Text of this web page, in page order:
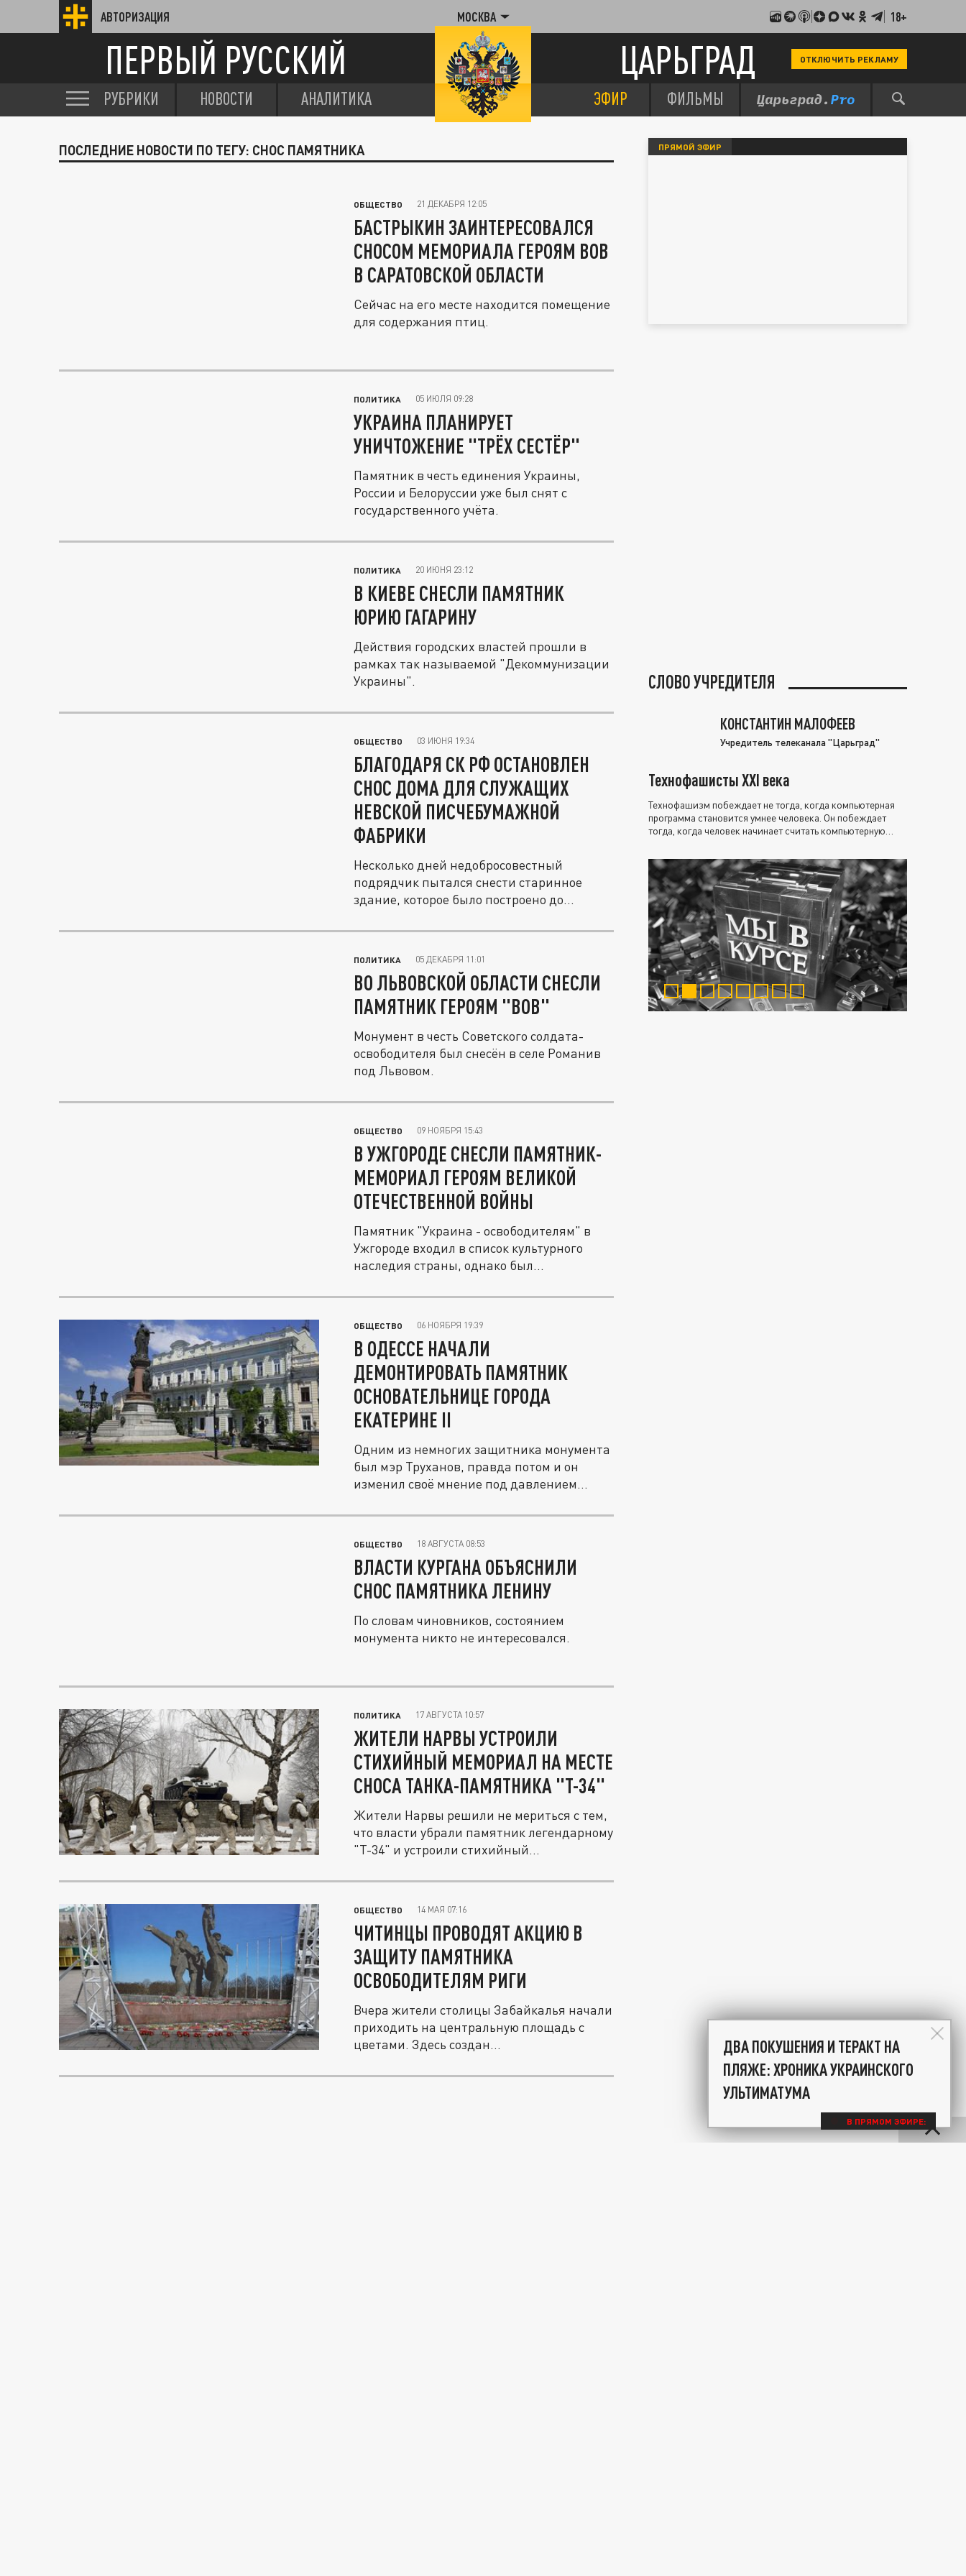
АВТОРИЗАЦИЯ МОСКВА 18+
ПЕРВЫЙ РУССКИЙ ЦАРЬГРАД ОТКЛЮЧИТЬ РЕКЛАМУ
РУБРИКИ НОВОСТИ АНАЛИТИКА ЭФИР ФИЛЬМЫ
ПОСЛЕДНИЕ НОВОСТИ ПО ТЕГУ: СНОС ПАМЯТНИКА
ОБЩЕСТВО 21 ДЕКАБРЯ 12:05
БАСТРЫКИН ЗАИНТЕРЕСОВАЛСЯ
СНОСОМ МЕМОРИАЛА ГЕРОЯМ ВОВ
В САРАТОВСКОЙ ОБЛАСТИ
Сейчас на его месте находится помещение
для содержания птиц.
ПОЛИТИКА 05 ИЮЛЯ 09:28
УКРАИНА ПЛАНИРУЕТ
УНИЧТОЖЕНИЕ "ТРЁХ СЕСТЁР"
Памятник в честь единения Украины,
России и Белоруссии уже был снят с
государственного учёта.
ПОЛИТИКА 20 ИЮНЯ 23:12
В КИЕВЕ СНЕСЛИ ПАМЯТНИК
ЮРИЮ ГАГАРИНУ
Действия городских властей прошли в
рамках так называемой "Декоммунизации
Украины".
ОБЩЕСТВО 03 ИЮНЯ 19:34
БЛАГОДАРЯ СК РФ ОСТАНОВЛЕН
СНОС ДОМА ДЛЯ СЛУЖАЩИХ
НЕВСКОЙ ПИСЧЕБУМАЖНОЙ
ФАБРИКИ
Несколько дней недобросовестный
подрядчик пытался снести старинное
здание, которое было построено до...
ПОЛИТИКА 05 ДЕКАБРЯ 11:01
ВО ЛЬВОВСКОЙ ОБЛАСТИ СНЕСЛИ
ПАМЯТНИК ГЕРОЯМ "ВОВ"
Монумент в честь Советского солдата-
освободителя был снесён в селе Романив
под Львовом.
ОБЩЕСТВО 09 НОЯБРЯ 15:43
В УЖГОРОДЕ СНЕСЛИ ПАМЯТНИК-
МЕМОРИАЛ ГЕРОЯМ ВЕЛИКОЙ
ОТЕЧЕСТВЕННОЙ ВОЙНЫ
Памятник "Украина - освободителям" в
Ужгороде входил в список культурного
наследия страны, однако был...
ОБЩЕСТВО 06 НОЯБРЯ 19:39
В ОДЕССЕ НАЧАЛИ
ДЕМОНТИРОВАТЬ ПАМЯТНИК
ОСНОВАТЕЛЬНИЦЕ ГОРОДА
ЕКАТЕРИНЕ II
Одним из немногих защитника монумента
был мэр Труханов, правда потом и он
изменил своё мнение под давлением...
ОБЩЕСТВО 18 АВГУСТА 08:53
ВЛАСТИ КУРГАНА ОБЪЯСНИЛИ
СНОС ПАМЯТНИКА ЛЕНИНУ
По словам чиновников, состоянием
монумента никто не интересовался.
ПОЛИТИКА 17 АВГУСТА 10:57
ЖИТЕЛИ НАРВЫ УСТРОИЛИ
СТИХИЙНЫЙ МЕМОРИАЛ НА МЕСТЕ
СНОСА ТАНКА-ПАМЯТНИКА "Т-34"
Жители Нарвы решили не мериться с тем,
что власти убрали памятник легендарному
"Т-34" и устроили стихийный...
ОБЩЕСТВО 14 МАЯ 07:16
ЧИТИНЦЫ ПРОВОДЯТ АКЦИЮ В
ЗАЩИТУ ПАМЯТНИКА
ОСВОБОДИТЕЛЯМ РИГИ
Вчера жители столицы Забайкалья начали
приходить на центральную площадь с
цветами. Здесь создан...
ПРЯМОЙ ЭФИР
СЛОВО УЧРЕДИТЕЛЯ
КОНСТАНТИН МАЛОФЕЕВ
Учредитель телеканала "Царьград"
Технофашисты XXI века
Технофашизм побеждает не тогда, когда компьютерная
программа становится умнее человека. Он побеждает
тогда, когда человек начинает считать компьютерную
ДВА ПОКУШЕНИЯ И ТЕРАКТ НА
ПЛЯЖЕ: ХРОНИКА УКРАИНСКОГО
УЛЬТИМАТУМА
В ПРЯМОМ ЭФИРЕ: